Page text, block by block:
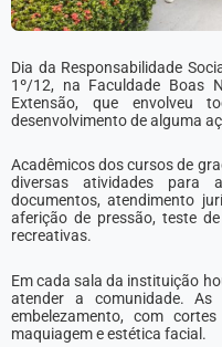
Dia da Responsabilidade
1º/12, na Faculdade Boas
Extensão, que envolveu
desenvolvimento de alguma
Acadêmicos dos cursos de
diversas atividades para
documentos, atendimento
aferição de pressão, teste
recreativas.
Em cada sala da instituição
atender a comunidade.
embelezamento, com
maquiagem e estética facial.